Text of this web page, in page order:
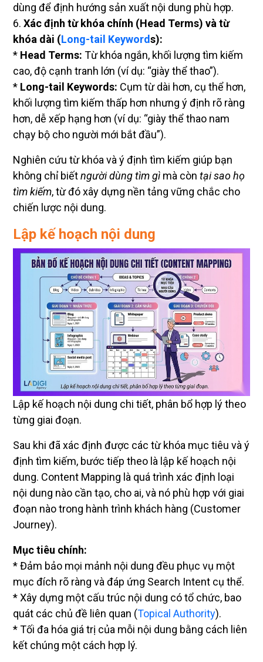
dùng để định hướng sản xuất nội dung phù hợp.
6. Xác định từ khóa chính (Head Terms) và từ
khóa dài (Long-tail Keywords):
* Head Terms: Từ khóa ngắn, khối lượng tìm kiếm
cao, độ cạnh tranh lớn (ví dụ: “giày thể thao”).
* Long-tail Keywords: Cụm từ dài hơn, cụ thể hơn,
khối lượng tìm kiếm thấp hơn nhưng ý định rõ ràng
hơn, dễ xếp hạng hơn (ví dụ: “giày thể thao nam
chạy bộ cho người mới bắt đầu”).
Nghiên cứu từ khóa và ý định tìm kiếm giúp bạn
không chỉ biếtngười dùng tìm gì mà còn tại sao họ
tìm kiếm, từ đó xây dựng nền tảng vững chắc cho
chiến lược nội dung.
Lập kế hoạch nội dung
Lập kế hoạch nội dung chi tiết, phân bổ hợp lý theo
từng giai đoạn.
Sau khi đã xác định được các từ khóa mục tiêu và ý
định tìm kiếm, bước tiếp theo là lập kế hoạch nội
dung. Content Mapping là quá trình xác định loại
nội dung nào cần tạo, cho ai, và nó phù hợp với giai
đoạn nào trong hành trình khách hàng (Customer
Journey).
Mục tiêu chính:
* Đảm bảo mọi mảnh nội dung đều phục vụ một
mục đích rõ ràng và đáp ứng Search Intent cụ thể.
* Xây dựng một cấu trúc nội dung có tổ chức, bao
quát các chủ đề liên quan (Topical Authority).
* Tối đa hóa giá trị của mỗi nội dung bằng cách liên
kết chúng một cách hợp lý.